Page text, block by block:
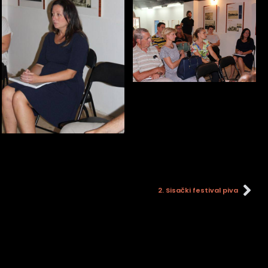
2. Sisački festival piva